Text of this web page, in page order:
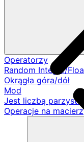
Operatorzy
Random Integer/
Okrągła góra/dół
Mod
Jest liczbą parzystą
Operacje na